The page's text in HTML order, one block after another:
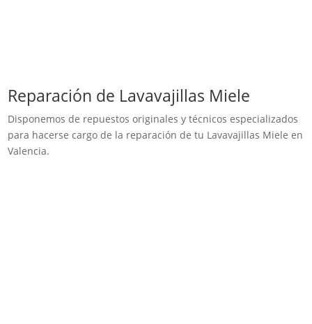
Reparación de Lavavajillas Miele
Disponemos de repuestos originales y técnicos especializados
para hacerse cargo de la reparación de tu Lavavajillas Miele en
Valencia.